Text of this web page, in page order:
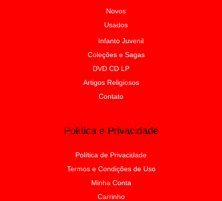
Novos
Usados
Infanto Juvenil
Coleções e Sagas
DVD CD LP
Artigos Religiosos
Contato
Política e Privacidade
Política de Privacidade
Termos e Condições de Uso
Minha Conta
Carrinho